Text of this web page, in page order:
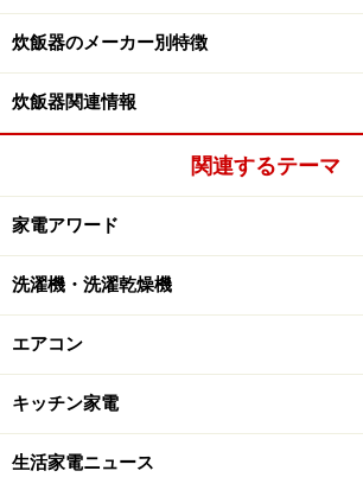
炊飯器のメーカー別特徴
炊飯器関連情報
関連するテーマ
家電アワード
洗濯機・洗濯乾燥機
エアコン
キッチン家電
生活家電ニュース